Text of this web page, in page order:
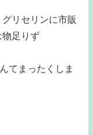
リセリンに市販
物足りず
てまったくしま